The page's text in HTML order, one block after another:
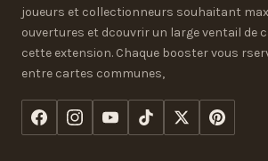
joueurs et collectionneurs souhaitant
ouvertures et dcouvrir un large ventail de
cette extension. Chaque booster vous
entre cartes communes,